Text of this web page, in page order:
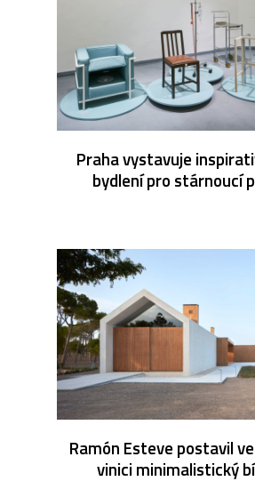
Praha vystavuje
bydlení pro stárnoucí
Ramón Esteve postavil
vinici minimalistický